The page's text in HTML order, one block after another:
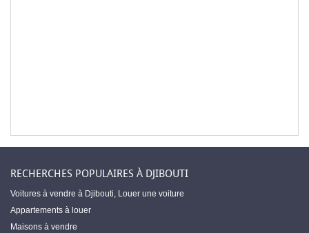
RECHERCHES POPULAIRES À DJIBOUTI
Voitures à vendre à Djibouti, Louer une voiture
Appartements à louer
Maisons à vendre